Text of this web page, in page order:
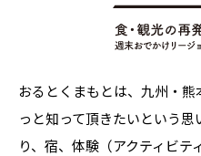
おるとくまもとは、九州・
っと知って頂きたいという
り、宿、体験（アクティビ